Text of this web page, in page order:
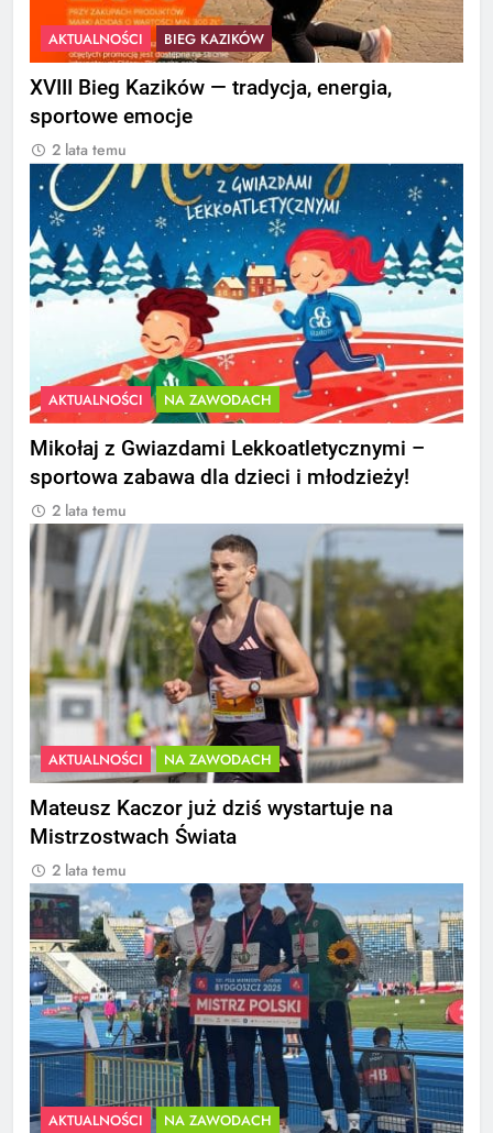
AKTUALNOŚCI BIEG KAZIKÓW
XVIII Bieg Kazików — tradycja, energia,
sportowe emocje
2 lata temu
AKTUALNOŚCI NA ZAWODACH
Mikołaj z Gwiazdami Lekkoatletycznymi –
sportowa zabawa dla dzieci i młodzieży!
2 lata temu
AKTUALNOŚCI NA ZAWODACH
Mateusz Kaczor już dziś wystartuje na
Mistrzostwach Świata
2 lata temu
AKTUALNOŚCI NA ZAWODACH